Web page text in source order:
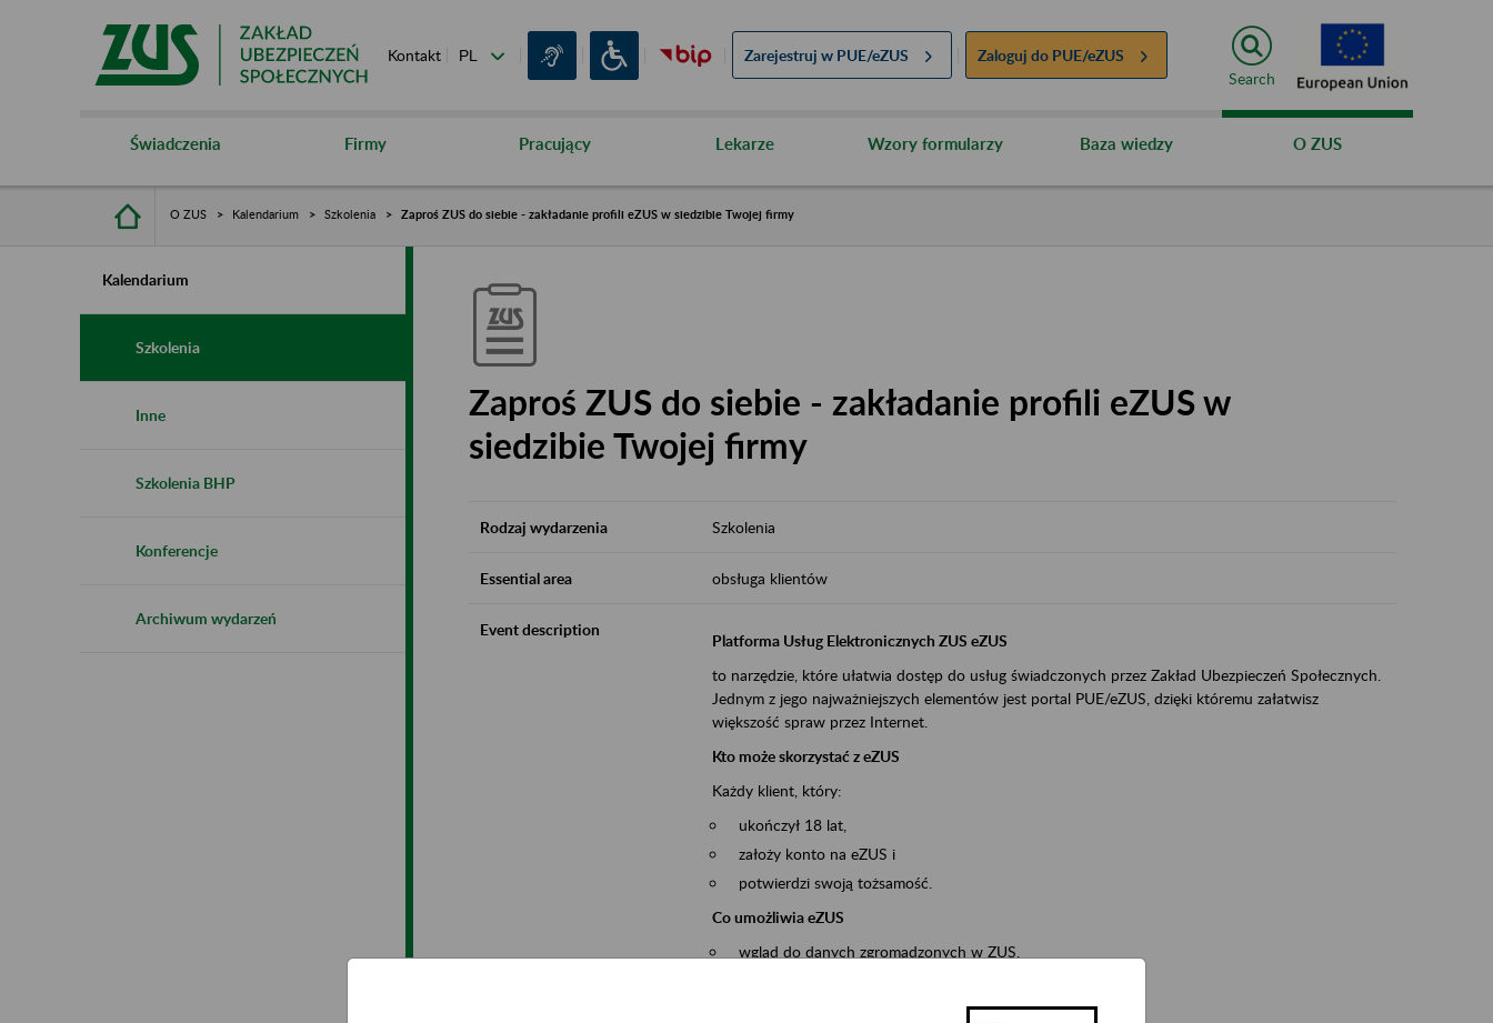
Kontakt Zarejestruj w PUE/eZUS Zaloguj do PUE/eZUS
Search
Świadczenia Firmy Pracujący Lekarze Wzory formularzy Baza wiedzy O ZUS
O ZUS Kalendarium Szkolenia Zaproś ZUS do siebie - zakładanie profili eZUS w siedzibie Twojej firmy
Kalendarium
Szkolenia
Inne
Szkolenia BHP
Konferencje
Archiwum wydarzeń
Zaproś ZUS do siebie - zakładanie profili eZUS w
siedzibie Twojej firmy
Rodzaj wydarzenia Szkolenia
Essential area obsługa klientów
Event description
Platforma Usług Elektronicznych ZUS eZUS
to narzędzie, które ułatwia dostęp do usług świadczonych przez Zakład Ubezpieczeń Społecznych.
Jednym z jego najważniejszych elementów jest portal PUE/eZUS, dzięki któremu załatwisz
większość spraw przez Internet.
Kto może skorzystać z eZUS
Każdy klient, który:
ukończył 18 lat,
założy konto na eZUS i
potwierdzi swoją tożsamość.
Co umożliwia eZUS
wgląd do danych zgromadzonych w ZUS,
składanie wniosków i otrzymywanie na nie odpowiedzi,